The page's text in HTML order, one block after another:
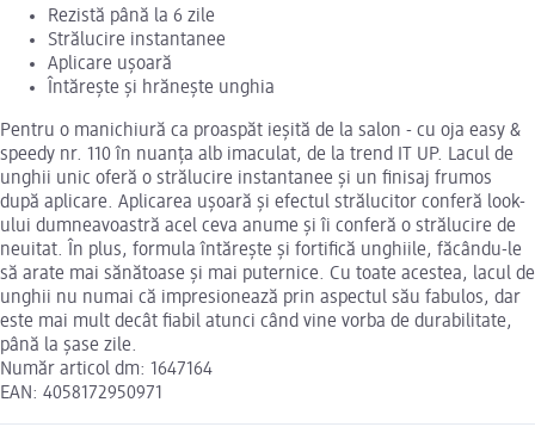
Rezistă până la 6 zile
Strălucire instantanee
Aplicare ușoară
Întărește și hrănește unghia
Pentru o manichiură ca proaspăt ieșită de la salon - cu oja easy &
speedy nr. 110 în nuanța alb imaculat, de la trend IT UP. Lacul de
unghii unic oferă o strălucire instantanee și un finisaj frumos
după aplicare. Aplicarea ușoară și efectul strălucitor conferă look-
ului dumneavoastră acel ceva anume și îi conferă o strălucire de
neuitat. În plus, formula întărește și fortifică unghiile, făcându-le
să arate mai sănătoase și mai puternice. Cu toate acestea, lacul de
unghii nu numai că impresionează prin aspectul său fabulos, dar
este mai mult decât fiabil atunci când vine vorba de durabilitate,
până la șase zile.
Număr articol dm: 1647164
EAN: 4058172950971